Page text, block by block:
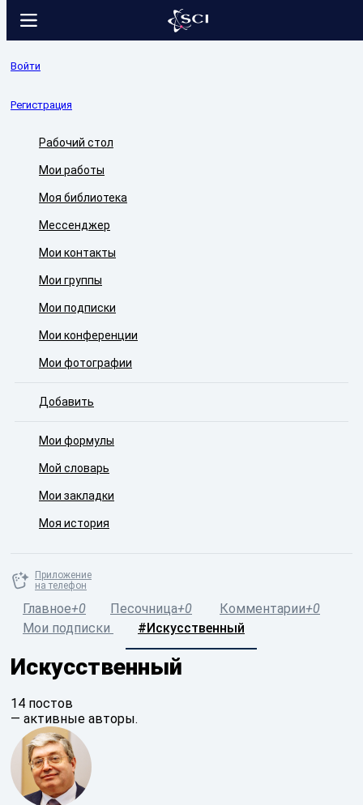
Войти
Регистрация
Рабочий стол
Мои работы
Моя библиотека
Мессенджер
Мои контакты
Мои группы
Мои подписки
Мои конференции
Мои фотографии
Добавить
Мои формулы
Мой словарь
Мои закладки
Моя история
Приложение
на телефон
Главное+0 Песочница+0 Комментарии+0
Мои подписки
#Искусственный
Искусственный
14 постов
— активные авторы.